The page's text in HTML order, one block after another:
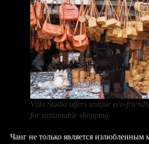
Villo Studio offers unique eco-
for sustainable shopping.
Чанг не только является излюбленным